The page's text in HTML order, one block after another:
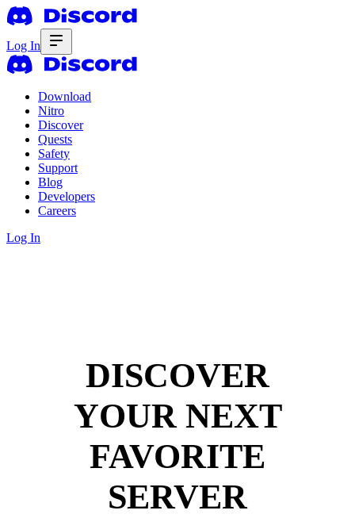
Log In
Download
Nitro
Discover
Quests
Safety
Support
Blog
Developers
Careers
Log In
DISCOVER
YOUR NEXT
FAVORITE
SERVER